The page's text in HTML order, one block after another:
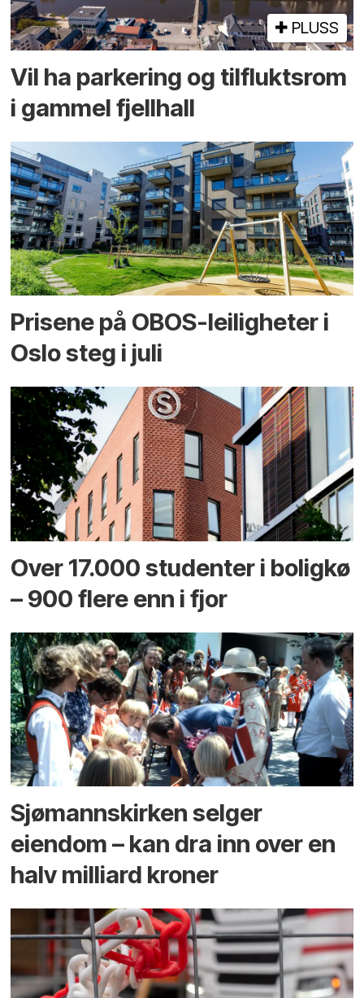
PLUSS
Vil ha parkering og tilflukts­rom
i gammel fjellhall
Prisene på OBOS-leiligheter i
Oslo steg i juli
Over 17.000 studenter i boligkø
– 900 flere enn i fjor
Sjømannskirken selger
eiendom – kan dra inn over en
halv milliard kroner